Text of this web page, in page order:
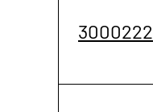
3000222